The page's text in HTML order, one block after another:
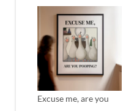
til
kr 450
Excuse me, are you